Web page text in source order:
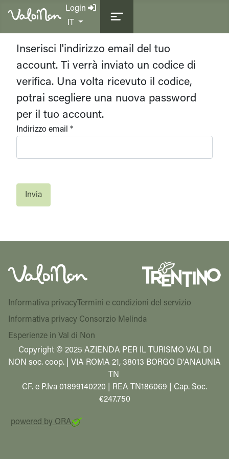
Login
Seleziona la tua lingua
IT
Inserisci l'indirizzo email del tuo
account. Ti verrà inviato un codice di
verifica. Una volta ricevuto il codice,
potrai scegliere una nuova password
per il tuo account.
Indirizzo email *
Invia
Informativa privacy Termini e condizioni del servizio
Informativa privacy Consorzio Melinda
Esperienze in Val di Non
Copyright © 2025 AZIENDA PER IL TURISMO VAL DI
NON soc. coop. | VIA ROMA 21, 38013 BORGO D'ANAUNIA
TN
CF. e P.Iva 01899140220 | REA TN186069 | Cap. Soc.
€247.750
powered by ORA